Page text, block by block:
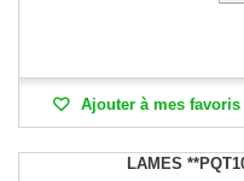
Ajouter à mes favoris
LAMES